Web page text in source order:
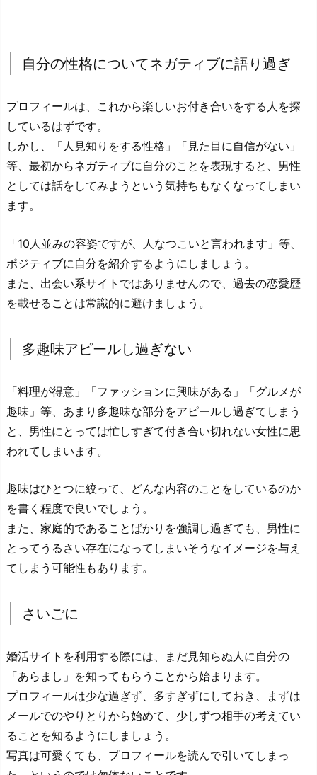
自分の性格についてネガティブに語り過ぎ
プロフィールは、これから楽しいお付き合いをする人を探
しているはずです。
しかし、「人見知りをする性格」「見た目に自信がない」
等、最初からネガティブに自分のことを表現すると、男性
としては話をしてみようという気持ちもなくなってしまい
ます。
「10人並みの容姿ですが、人なつこいと言われます」等、
ポジティブに自分を紹介するようにしましょう。
また、出会い系サイトではありませんので、過去の恋愛歴
を載せることは常識的に避けましょう。
多趣味アピールし過ぎない
「料理が得意」「ファッションに興味がある」「グルメが
趣味」等、あまり多趣味な部分をアピールし過ぎてしまう
と、男性にとっては忙しすぎて付き合い切れない女性に思
われてしまいます。
趣味はひとつに絞って、どんな内容のことをしているのか
を書く程度で良いでしょう。
また、家庭的であることばかりを強調し過ぎても、男性に
とってうるさい存在になってしまいそうなイメージを与え
てしまう可能性もあります。
さいごに
婚活サイトを利用する際には、まだ見知らぬ人に自分の
「あらまし」を知ってもらうことから始まります。
プロフィールは少な過ぎず、多すぎずにしておき、まずは
メールでのやりとりから始めて、少しずつ相手の考えてい
ることを知るようにしましょう。
写真は可愛くても、プロフィールを読んで引いてしまっ